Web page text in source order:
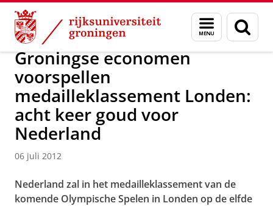
Skip
Content
Skip
Navigation
Menu
en
zoeken
Over ons Actueel Nieuws Nieuwsberichten
Groningse economen
voorspellen
medailleklassement Londen:
acht keer goud voor
Nederland
06 juli 2012
Nederland zal in het medailleklassement van de
komende Olympische Spelen in Londen op de elfde